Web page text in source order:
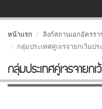
หน้าแรก
ลิงก์สถานเอกอัครร
กลุ่มประเทศคู่เจรจายกเว้นป
กลุ่มประเทศคู่เจรจายก